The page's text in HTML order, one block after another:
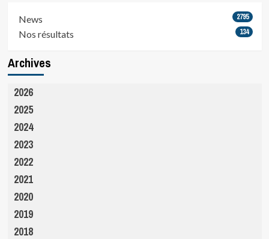
News 2795
Nos résultats 134
Archives
2026
2025
2024
2023
2022
2021
2020
2019
2018